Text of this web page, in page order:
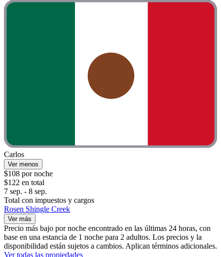
Carlos
Ver menos
$108 por noche
$122 en total
7 sep. - 8 sep.
Total con impuestos y cargos
Rosen Shingle Creek
Ver más
Precio más bajo por noche encontrado en las últimas 24 horas, con
base en una estancia de 1 noche para 2 adultos. Los precios y la
disponibilidad están sujetos a cambios. Aplican términos adicionales.
Ver todas las propiedades